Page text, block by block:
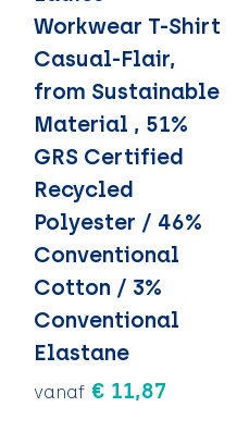
Workwear T-Shirt
Casual-Flair,
from Sustainable
Material , 51%
GRS Certified
Recycled
Polyester / 46%
Conventional
Cotton / 3%
Conventional
Elastane
vanaf € 11,87